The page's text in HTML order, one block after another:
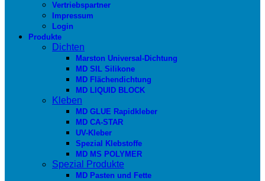
Vertriebspartner
Impressum
Login
Produkte
Dichten
Marston Universal-Dichtung
MD SIL Silikone
MD Flächendichtung
MD LIQUID BLOCK
Kleben
MD GLUE Rapidkleber
MD CA-STAR
UV-Kleber
Spezial Klebstoffe
MD MS POLYMER
Spezial Produkte
MD Pasten und Fette